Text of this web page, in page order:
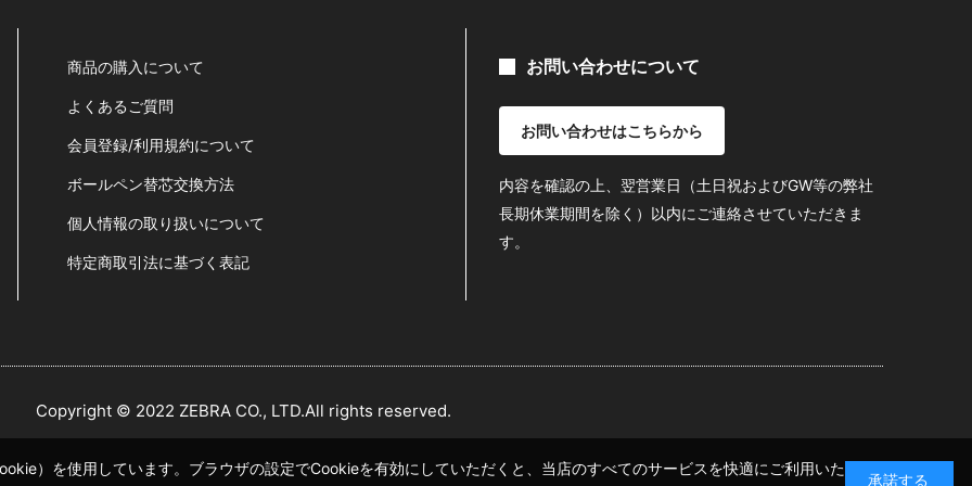
商品の購入について
よくあるご質問
会員登録/利用規約について
ボールペン替芯交換方法
個人情報の取り扱いについて
特定商取引法に基づく表記
お問い合わせについて
お問い合わせはこちらから
内容を確認の上、翌営業日（土日祝およびGW等の弊社
長期休業期間を除く）以内にご連絡させていただきま
す。
Copyright © 2022 ZEBRA CO., LTD.All rights reserved.
）を使用しています。ブラウザの設定でCookieを有効にしていただくと、当店のすべてのサービスを快適にご利用いた
承諾する